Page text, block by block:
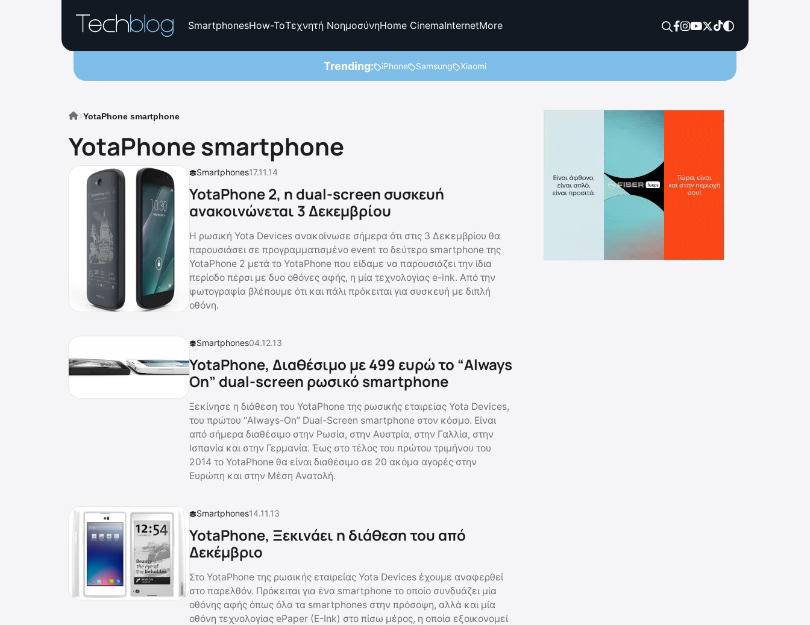
SmartphonesHow-ToΤεχνητή ΝοημοσύνηHome CinemaInternetMore
Trending: iPhone Samsung Xiaomi
YotaPhone smartphone
YotaPhone smartphone
Smartphones17.11.14
YotaPhone 2, η dual-screen συσκευή
ανακοινώνεται 3 Δεκεμβρίου
Η ρωσική Yota Devices ανακοίνωσε σήμερα ότι στις 3 Δεκεμβρίου θα
παρουσιάσει σε προγραμματισμένο event το δεύτερο smartphone της
YotaPhone 2 μετά το YotaPhone που είδαμε να παρουσιάζει την ίδια
περίοδο πέρσι με δυο οθόνες αφής, η μία τεχνολογίας e-ink. Από την
φωτογραφία βλέπουμε ότι και πάλι πρόκειται για συσκευή με διπλή
οθόνη.
Smartphones04.12.13
YotaPhone, Διαθέσιμο με 499 ευρώ το “Always
On” dual-screen ρωσικό smartphone
Ξεκίνησε η διάθεση του YotaPhone της ρωσικής εταιρείας Yota Devices,
του πρώτου “Always-On” Dual-Screen smartphone στον κόσμο. Είναι
από σήμερα διαθέσιμο στην Ρωσία, στην Αυστρία, στην Γαλλία, στην
Ισπανία και στην Γερμανία. Έως στο τέλος του πρώτου τριμήνου του
2014 το YotaPhone θα είναι διαθέσιμο σε 20 ακόμα αγορές στην
Ευρώπη και στην Μέση Ανατολή.
Smartphones14.11.13
YotaPhone, Ξεκινάει η διάθεση του από
Δεκέμβριο
Στο YotaPhone της ρωσικής εταιρείας Yota Devices έχουμε αναφερθεί
στο παρελθόν. Πρόκειται για ένα smartphone το οποίο συνδυάζει μία
οθόνης αφής όπως όλα τα smartphones στην πρόσοψη, αλλά και μία
οθόνη τεχνολογίας ePaper (E-Ink) στο πίσω μέρος, η οποία εξοικονομεί